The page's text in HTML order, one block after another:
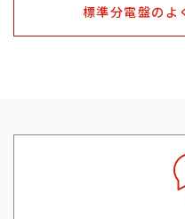
標準分電盤の よ